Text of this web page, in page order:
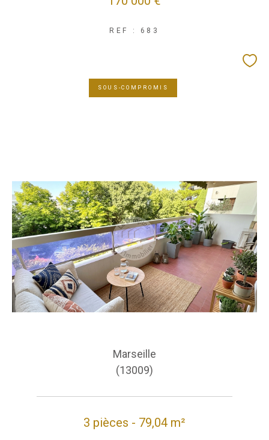
REF : 683
SOUS-COMPROMIS
Marseille
(13009)
3 pièces - 79,04 m²